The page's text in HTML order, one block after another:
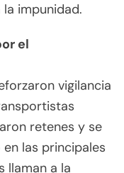
impunidad.
el
vigilancia
retenes y se
las principales
llaman a la